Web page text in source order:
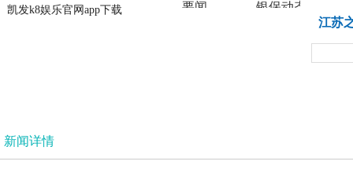
凯发k8娱乐官网app下载
凯发k8娱乐官网app下载
要闻 银保动态
江苏
新闻详情